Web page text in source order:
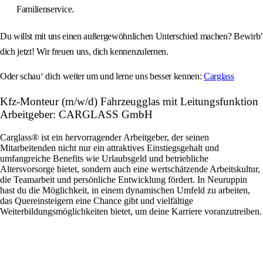
Familienservice.
Du willst mit uns einen außergewöhnlichen Unterschied machen? Bewirb’
dich jetzt! Wir freuen uns, dich kennenzulernen.
Oder schau‘ dich weiter um und lerne uns besser kennen:Carglass
Kfz-Monteur (m/w/d) Fahrzeugglas mit Leitungsfunktion
Arbeitgeber: CARGLASS GmbH
Carglass® ist ein hervorragender Arbeitgeber, der seinen
Mitarbeitenden nicht nur ein attraktives Einstiegsgehalt und
umfangreiche Benefits wie Urlaubsgeld und betriebliche
Altersvorsorge bietet, sondern auch eine wertschätzende Arbeitskultur,
die Teamarbeit und persönliche Entwicklung fördert. In Neuruppin
hast du die Möglichkeit, in einem dynamischen Umfeld zu arbeiten,
das Quereinsteigern eine Chance gibt und vielfältige
Weiterbildungsmöglichkeiten bietet, um deine Karriere voranzutreiben.